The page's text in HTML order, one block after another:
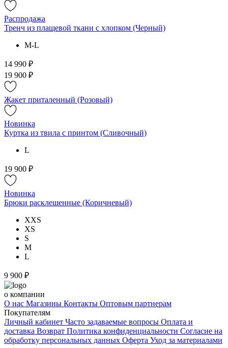
Распродажа
Тренч из плащевой ткани с хлопком (Черный)
M-L
14 990 ₽
19 900 ₽
Жакет приталенный (Розовый)
Новинка
Куртка из твила с принтом (Сливочный)
L
19 900 ₽
Новинка
Брюки расклешенные (Коричневый)
XXS
XS
S
M
L
9 900 ₽
о компании
О нас Магазины Контакты Оптовым партнерам
Покупателям
Личный кабинет Часто задаваемые вопросы Оплата и
доставка Возврат Политика конфиденциальности Согласие на
обработку персональных данных Оферта Уход за материалами